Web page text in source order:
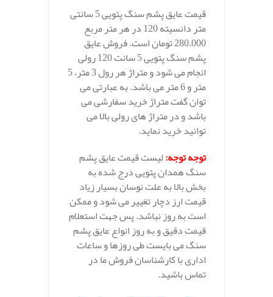
قیمت عایق پشم سنگ پتویی 5 سانتی
متر دانسیته 120 در هر متر مربع
280.000 تومان است. فروش عایق
پشم سنگ پتویی 5 سانت 120 رولی
انجام می شود و متراژ هر رول 3 متر، 5
متر و 6 متر می باشد. به عبارتی می
توان گفت متراژ خرید سفارشی می
باشد و در متراژ های رولی بالا می
توانید خرید نماید.
توجه توجه:لیست قیمت عایق پشم
سنگ همدان پتویی درج شده به
بخش بالا به علت نوسان بسیار زیاد
قیمت ارز دچار تغییر می شود و ممکن
است به روز نباشد. پس جهت استعلام
قیمت دقیق و به روز انواع عایق پشم
سنگ می بایست طی روزها و ساعات
اداری با کارشناسان فروش ما در
تماس باشید.